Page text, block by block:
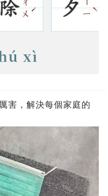
害，解決每個家庭的